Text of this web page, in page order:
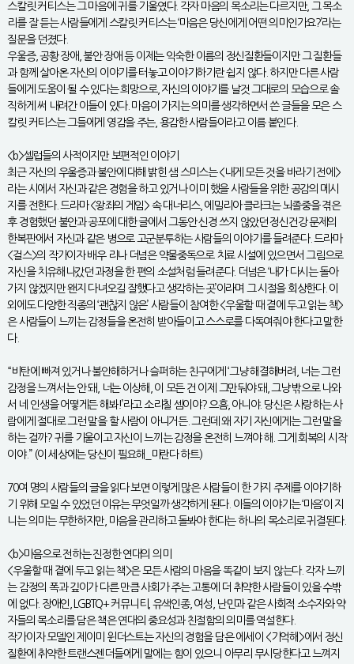
스칼릿 커티스는 그 마음에 귀를 기울였다. 각자 마음의 목소리는 다르지만, 그 목소
리를 잘 듣는 사람들에게 스칼릿 커티스는 ‘마음은 당신에게 어떤 의미인가요?’라는
질문을 던졌다.
우울증, 공황 장애, 불안 장애 등 이제는 익숙한 이름의 정신질환들이지만 그 질환들
과 함께 살아온 자신의 이야기를 터놓고 이야기하기란 쉽지 않다. 하지만 다른 사람
들에게 도움이 될 수 있다는 희망으로, 자신의 이야기를 날것 그대로의 모습으로 솔
직하게 써 내려간 이들이 있다. 마음이 가지는 의미를 생각하면서 쓴 글들을 모은 스
칼릿 커티스는 그들에게 영감을 주는, 용감한 사람들이라고 이름 붙인다.
<b>셀럽들의 사적이지만 보편적인 이야기
최근 자신의 우울증과 불안에 대해 밝힌 샘 스미스는 <내게 모든 것을 바라기 전에>
라는 시에서 자신과 같은 경험을 하고 있거나 이미 했을 사람들을 위한 공감의 메시
지를 전한다. 드라마 <왕좌의 게임> 속 대너리스, 에밀리아 클라크는 뇌졸중을 겪은
후 경험했던 불안과 공포에 대한 글에서 그동안 신경 쓰지 않았던 정신건강 문제의
한복판에서 자신과 같은 병으로 고군분투하는 사람들의 이야기를 들려준다. 드라마
<걸스>의 작가이자 배우 리나 더넘은 약물중독으로 치료 시설에 있으면서 그림으로
자신을 치유해나갔던 과정을 한 편의 소설처럼 들려준다. 더넘은 ‘내가 다시는 돌아
가지 않겠지만 왠지 다녀오길 잘했다고 생각하는 곳’이라며 그 시절을 회상한다. 이
외에도 다양한 직종의 ‘괜찮지 않은’ 사람들이 참여한 <우울할 때 곁에 두고 읽는 책>
은 사람들이 느끼는 감정들을 온전히 받아들이고 스스로를 다독여줘야 한다고 말한
다.
“비탄에 빠져 있거나 불안해하거나 슬퍼하는 친구에게 ‘그냥 해결해버려, 너는 그런
감정을 느껴서는 안 돼, 너는 이상해, 이 모든 건 이제 그만둬야 돼, 그냥 밖으로 나와
서 네 인생을 어떻게든 해봐!’라고 소리칠 셈이야? 으흠, 아니야. 당신은 사랑하는 사
람에게 절대로 그런 말을 할 사람이 아니거든. 그런데 왜 자기 자신에게는 그런 말을
하는 걸까? 귀를 기울이고 자신이 느끼는 감정을 온전히 느껴야 해. 그게 회복의 시작
이야.” (이 세상에는 당신이 필요해_미란다 하트)
70여 명의 사람들의 글을 읽다 보면 이렇게 많은 사람들이 한 가지 주제를 이야기하
기 위해 모일 수 있었던 이유는 무엇일까 생각하게 된다. 이들의 이야기는 ‘마음’이 지
니는 의미는 무한하지만, 마음을 관리하고 돌봐야 한다는 하나의 목소리로 귀결된다.
<b>마음으로 전하는 진정한 연대의 의미
<우울할 때 곁에 두고 읽는 책>은 모든 사람의 마음을 똑같이 보지 않는다. 각자 느끼
는 감정의 폭과 깊이가 다른 만큼 사회가 주는 고통에 더 취약한 사람들이 있을 수밖
에 없다. 장애인, LGBTQ+ 커뮤니티, 유색인종, 여성, 난민과 같은 사회적 소수자와 약
자들의 목소리를 담은 책은 연대의 중요성과 친절함의 의미를 역설한다.
작가이자 모델인 제이미 윈더스트는 자신의 경험을 담은 에세이 <기억해>에서 정신
질환에 취약한 트랜스젠더들에게 말에는 힘이 있으니 아무리 무시당한다고 느껴지